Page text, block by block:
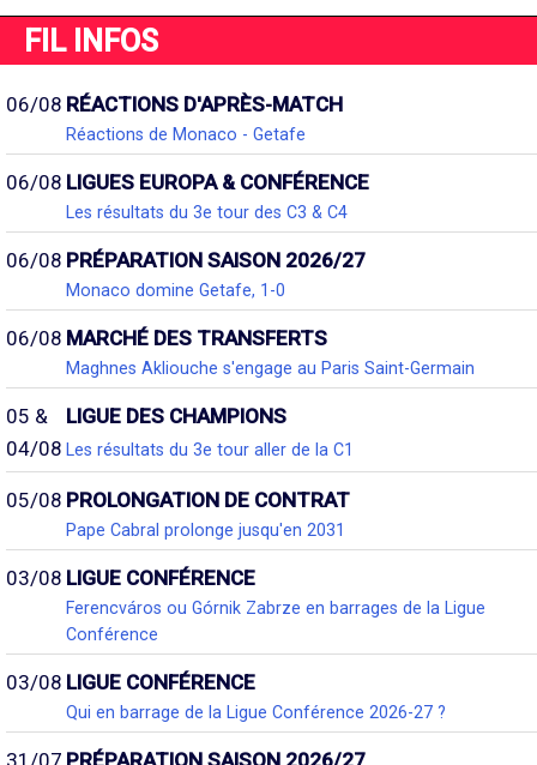
FIL INFOS
06/08 RÉACTIONS D'APRÈS-MATCH
Réactions de Monaco - Getafe
06/08 LIGUES EUROPA & CONFÉRENCE
Les résultats du 3e tour des C3 & C4
06/08 PRÉPARATION SAISON 2026/27
Monaco domine Getafe, 1-0
06/08 MARCHÉ DES TRANSFERTS
Maghnes Akliouche s'engage au Paris Saint-Germain
05 &
04/08
LIGUE DES CHAMPIONS
Les résultats du 3e tour aller de la C1
05/08 PROLONGATION DE CONTRAT
Pape Cabral prolonge jusqu'en 2031
03/08 LIGUE CONFÉRENCE
Ferencváros ou Górnik Zabrze en barrages de la Ligue
Conférence
03/08 LIGUE CONFÉRENCE
Qui en barrage de la Ligue Conférence 2026-27 ?
31/07 PRÉPARATION SAISON 2026/27